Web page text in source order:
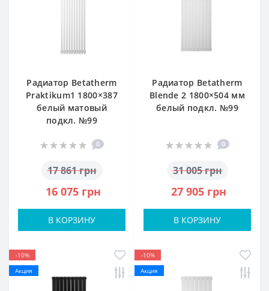
Радиатор Betatherm
Praktikum1 1800×387
белый матовый
подкл. №99
0
17 861 грн
16 075 грн
В КОРЗИНУ
Радиатор Betatherm
Blende 2 1800×504 мм
белый подкл. №99
0
31 005 грн
27 905 грн
В КОРЗИНУ
-10%
Акция
-10%
Акция